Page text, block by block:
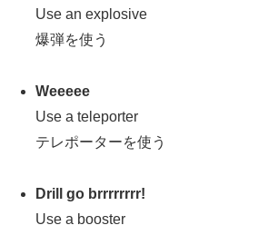
Use an explosive
爆弾を使う
Weeeee
Use a teleporter
テレポーターを使う
Drill go brrrrrrrr!
Use a booster